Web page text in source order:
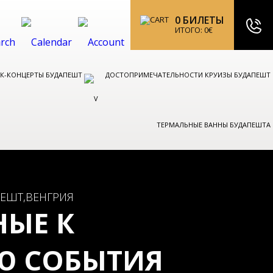
0 БИЛЕТЫ
ИТОГО: 0€
КОНЦЕРТЫ БУДАПЕШТ ДОСТОПРИМЕЧАТЕЛЬНОСТИ КРУИЗЫ БУДАПЕШТ
ТЕРМАЛЬНЫЕ ВАННЫ БУДАПЕШТА
К
СОБЫТИЯ